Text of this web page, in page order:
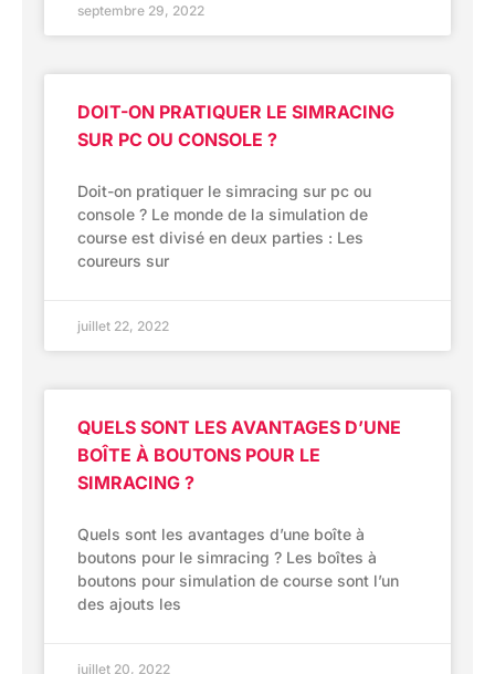
septembre 29, 2022
DOIT-ON PRATIQUER LE SIMRACING
SUR PC OU CONSOLE ?
Doit-on pratiquer le simracing sur pc ou
console ? Le monde de la simulation de
course est divisé en deux parties : Les
coureurs sur
juillet 22, 2022
QUELS SONT LES AVANTAGES D’UNE
BOÎTE À BOUTONS POUR LE
SIMRACING ?
Quels sont les avantages d’une boîte à
boutons pour le simracing ? Les boîtes à
boutons pour simulation de course sont l’un
des ajouts les
juillet 20, 2022